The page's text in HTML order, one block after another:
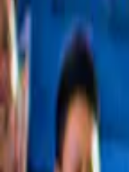
Geliefd bij ruim 54
Waarom miljoenen